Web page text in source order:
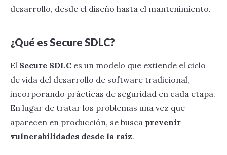
desarrollo, desde el diseño hasta el mantenimiento.
¿Qué es Secure SDLC?
El Secure SDLC es un modelo que extiende el ciclo
de vida del desarrollo de software tradicional,
incorporando prácticas de seguridad en cada etapa.
En lugar de tratar los problemas una vez que
aparecen en producción, se busca prevenir
vulnerabilidades desde la raíz.